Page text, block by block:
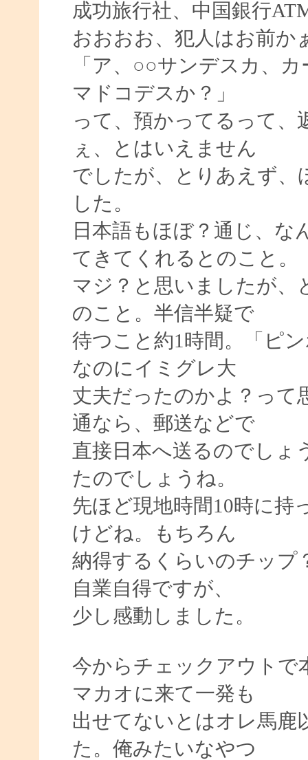
成功旅行社、中国銀行
おおおお、犯人はお前か
「ア、○○サンデスカ、
マドコデスか？」
って、預かってるって
ぇ、とはいえません
でしたが、とりあえず、
した。
日本語もほぼ？通じ、な
てきてくれるとのこと。
マジ？と思いましたが、
のこと。半信半疑で
待つこと約1時間。「ピ
なのにイミグレ大
丈夫だったのかよ？って
通なら、郵送などで
直接日本へ送るのでしょ
たのでしょうね。
先ほど現地時間10時に持
けどね。もちろん
納得するくらいのチップ
自業自得ですが、
少し感動しました。
今からチェックアウトで
マカオに来て一発も
出せてないとはオレ馬鹿
た。俺みたいなやつ